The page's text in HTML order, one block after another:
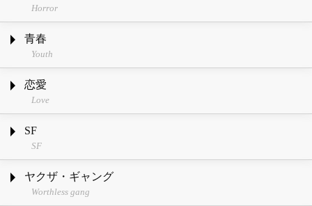
Horror
青春
Youth
恋愛
Love
SF
SF
ヤクザ・ギャング
Worthless gang